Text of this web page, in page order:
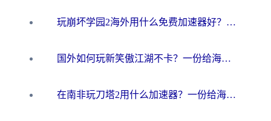
玩崩坏学园2海外用什么免费加速器好？2026海外党亲测国服游戏加速指南
国外如何玩新笑傲江湖不卡？一份给海外游子的终极网络指南
在南非玩刀塔2用什么加速器？一份给海外游子的终极生存指南